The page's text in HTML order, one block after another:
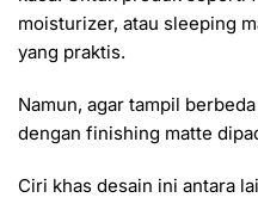
moisturizer, atau sleeping
yang praktis.
Namun, agar tampil
dengan finishing matte
Ciri khas desain ini antara